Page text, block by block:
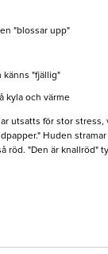
"blossar upp"
känns "fjällig"
kyla och värme
utsatts för stor
Huden
röd. "Den är knallröd"